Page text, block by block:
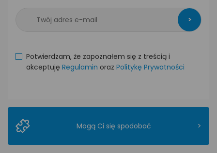
>
Potwierdzam, że zapoznałem się z treścią i
akceptuję Regulamin oraz Politykę Prywatności
Mogą Ci się spodobać >